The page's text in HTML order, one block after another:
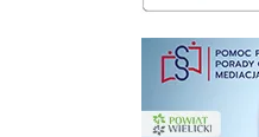
pomoc prawna